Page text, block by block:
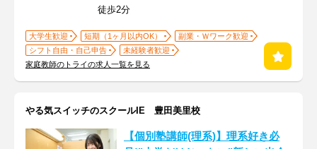
徒歩2分
大学生歓迎 短期（1ヶ月以内OK）
副業・Ｗワーク歓迎
シフト自由・自己申告
未経験者歓迎
家庭教師のトライの求人一覧を見る
やる気スイッチのスクールIE 豊田美里校
【個別塾講師(理系)】理系好き必